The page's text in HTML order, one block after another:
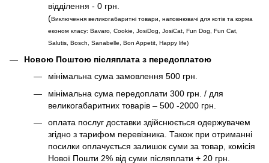
відділення - 0 грн.
(Виключення великогабаритні товари, наповнювачі для котів та корма
економ класу: Bavaro, Cookie, JosiDog, JosiCat, Fun Dog, Fun Cat,
Salutis, Bosch, Sanabelle, Bon Appetit, Happy life)
Новою Поштою післяплата з передоплатою
мінімальна сума замовлення 500 грн.
мінімальна сума передоплати 300 грн. / для
великогабаритних товарів – 500 -2000 грн.
оплата послуг доставки здійснюється одержувачем
згідно з тарифом перевізника. Також при отриманні
посилки оплачується залишок суми за товар, комісія
Нової Пошти 2% від суми післяплати + 20 грн.